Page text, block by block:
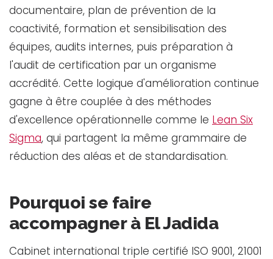
documentaire, plan de prévention de la
coactivité, formation et sensibilisation des
équipes, audits internes, puis préparation à
l'audit de certification par un organisme
accrédité. Cette logique d'amélioration continue
gagne à être couplée à des méthodes
d'excellence opérationnelle comme le Lean Six
Sigma, qui partagent la même grammaire de
réduction des aléas et de standardisation.
Pourquoi se faire
accompagner à El Jadida
Cabinet international triple certifié ISO 9001, 21001